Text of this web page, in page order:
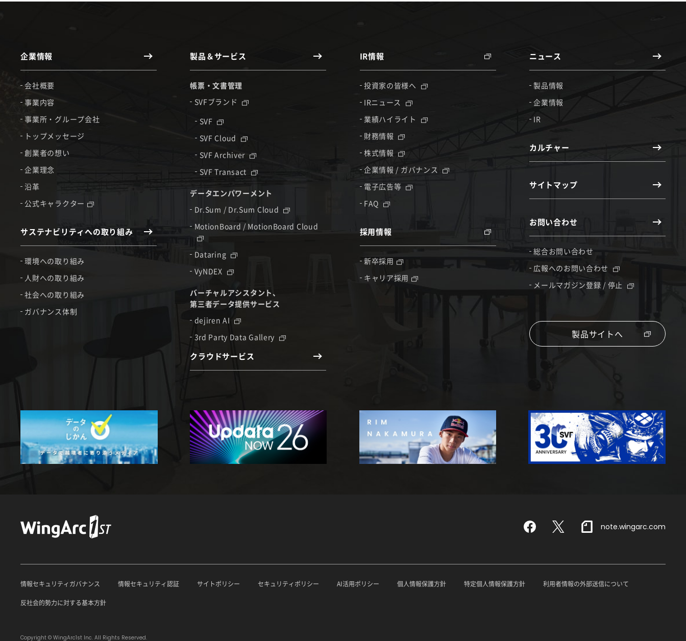
企業情報
会社概要
事業内容
事業所・グループ会社
トップメッセージ
創業者の想い
企業理念
沿革
公式キャラクター
サステナビリティへの取り組み
環境への取り組み
人財への取り組み
社会への取り組み
ガバナンス体制
製品＆サービス
帳票・文書管理
SVFブランド
SVF
SVF Cloud
SVF Archiver
SVF Transact
データエンパワーメント
Dr.Sum / Dr.Sum Cloud
MotionBoard / MotionBoard Cloud
Dataring
VyNDEX
バーチャルアシスタント、
第三者データ提供サービス
dejiren AI
3rd Party Data Gallery
クラウドサービス
IR情報
投資家の皆様へ
IRニュース
業績ハイライト
財務情報
株式情報
企業情報 / ガバナンス
電子広告等
FAQ
採用情報
新卒採用
キャリア採用
ニュース
製品情報
企業情報
IR
カルチャー
サイトマップ
お問い合わせ
総合お問い合わせ
広報へのお問い合わせ
メールマガジン登録 / 停止
製品サイトへ
Facebook
X note.wingarc.com
情報セキュリティガバナンス 情報セキュリティ認証 サイトポリシー セキュリティポリシー AI活用ポリシー 個人情報保護方針 特定個人情報保護方針 利用者情報の外部送信について
反社会的勢力に対する基本方針
Copyright © WingArc1st Inc. All Rights Reserved.